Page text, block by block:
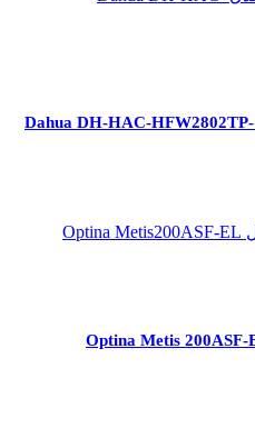
دوربین مدار بسته بولت داهوا مدل Dahua DH-HAC-HFW2802TP-